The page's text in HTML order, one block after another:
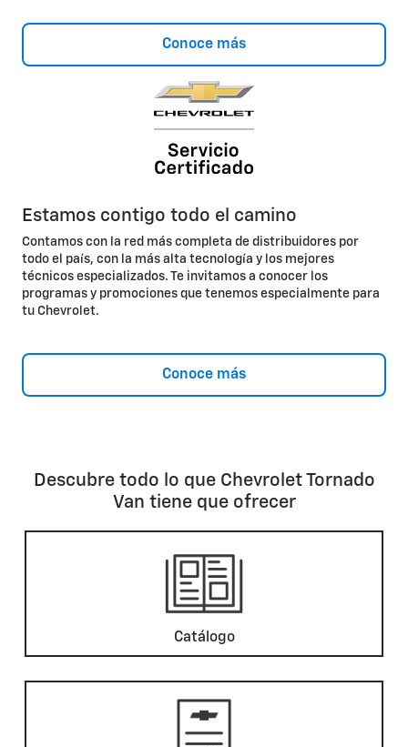
Conoce más
Estamos contigo todo el camino
Contamos con la red más completa de distribuidores por
todo el país, con la más alta tecnología y los mejores
técnicos especializados. Te invitamos a conocer los
programas y promociones que tenemos especialmente para
tu Chevrolet.
Conoce más
Descubre todo lo que Chevrolet Tornado
Van tiene que ofrecer
Catálogo